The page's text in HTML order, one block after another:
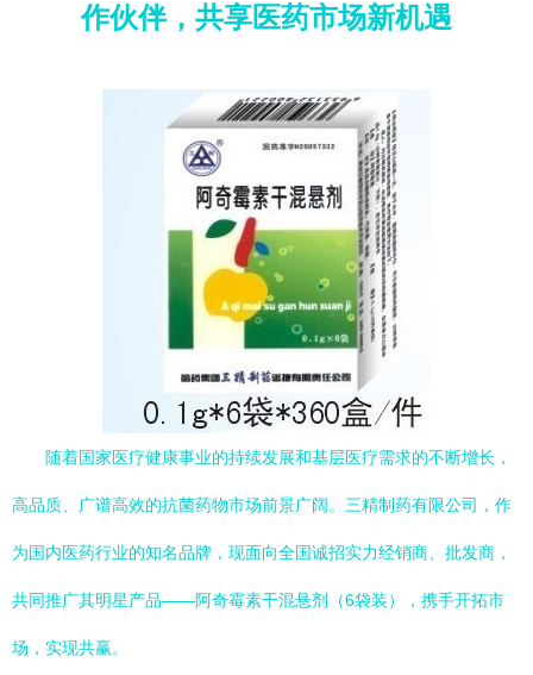
作伙伴，共享医药市场新机遇
随着国家医疗健康事业的持续发展和基层医疗需求的不断增长，
高品质、广谱高效的抗菌药物市场前景广阔。三精制药有限公司，作
为国内医药行业的知名品牌，现面向全国诚招实力经销商、批发商，
共同推广其明星产品——阿奇霉素干混悬剂（6袋装），携手开拓市
场，实现共赢。